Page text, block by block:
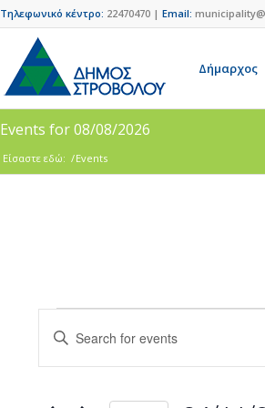
Τηλεφωνικό κέντρο: 22470470 | Email:
Δήμαρχος
Events for 08/08/2026
Είσαστε εδώ: /Events
Events
Search
and
Enter
Keyword.
Search